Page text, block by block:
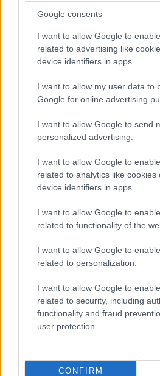
Google consents
I want to allow Google to
related to advertising like
device identifiers in apps.
I want to allow my user data to
Google for online advertising
I want to allow Google to send
personalized advertising.
I want to allow Google to
related to analytics like cookies
device identifiers in apps.
I want to allow Google to
related to functionality of the
I want to allow Google to
related to personalization.
I want to allow Google to
related to security, including
functionality and fraud
user protection.
CONFIRM
ευρώ και θα βάλει σε τάξη
κουζίνας σου
Όσοι μεγάλωσαν χωρίς
10 διάφανα γαλλικά
clean girl look
ΠΑΠΟΥΤΣΙΑ